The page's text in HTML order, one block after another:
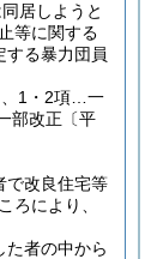
居しようと
等に関する
する暴力団員
1・2項…一
部改正〔平
で改良住宅等
ろにより、
た者の中から